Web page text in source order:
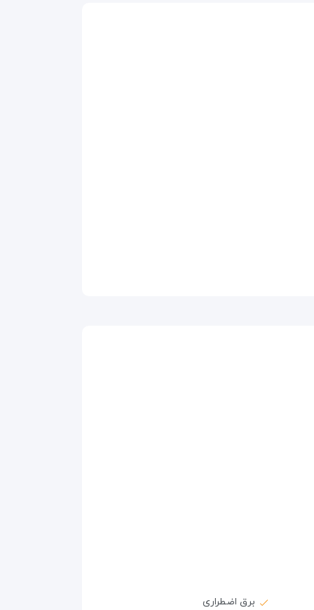
برق اضطراری